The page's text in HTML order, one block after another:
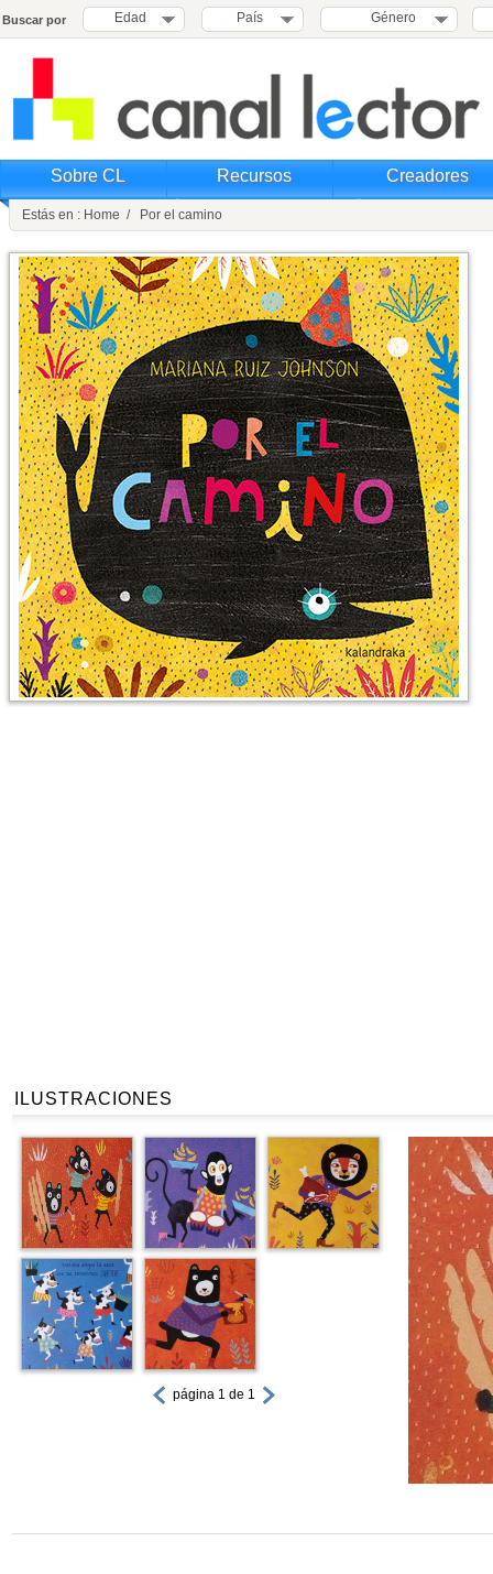
Buscar por Edad País Género
Sobre CL Recursos Creadores
Estás en : Home / Por el camino
ILUSTRACIONES
página 1 de 1